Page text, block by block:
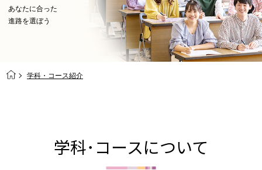
あなたに合った
進路を選ぼう
学科・コース紹介
学科･コースについて